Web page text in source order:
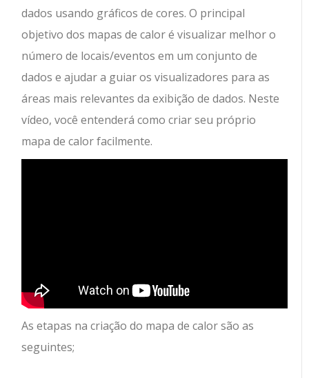
dados usando gráficos de cores. O principal
objetivo dos mapas de calor é visualizar melhor o
número de locais/eventos em um conjunto de
dados e ajudar a guiar os visualizadores para as
áreas mais relevantes da exibição de dados. Neste
vídeo, você entenderá como criar seu próprio
mapa de calor facilmente.
As etapas na criação do mapa de calor são as
seguintes;